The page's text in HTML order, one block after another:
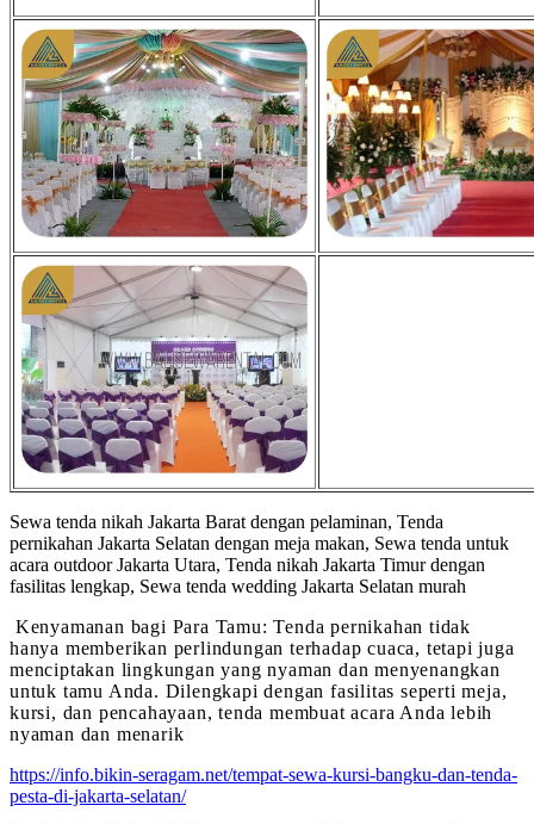
Sewa tenda nikah Jakarta Barat dengan pelaminan, Tenda
pernikahan Jakarta Selatan dengan meja makan, Sewa tenda untuk
acara outdoor Jakarta Utara, Tenda nikah Jakarta Timur dengan
fasilitas lengkap, Sewa tenda wedding Jakarta Selatan murah
Kenyamanan bagi Para Tamu: Tenda pernikahan tidak
hanya memberikan perlindungan terhadap cuaca, tetapi juga
menciptakan lingkungan yang nyaman dan menyenangkan
untuk tamu Anda. Dilengkapi dengan fasilitas seperti meja,
kursi, dan pencahayaan, tenda membuat acara Anda lebih
nyaman dan menarik
https://info.bikin-seragam.net/tempat-sewa-kursi-bangku-dan-tenda-
pesta-di-jakarta-selatan/